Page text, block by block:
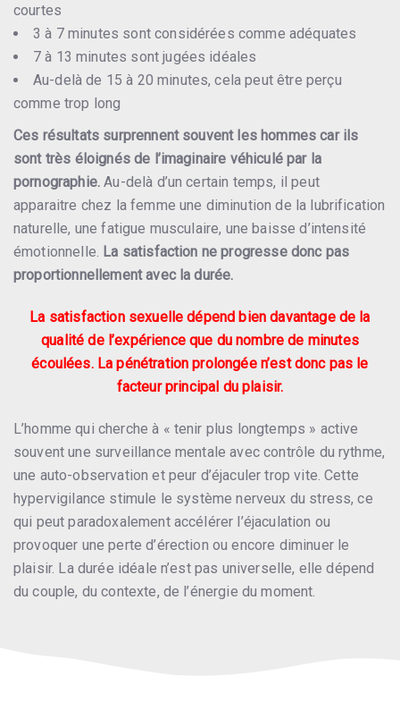
courtes
3 à 7 minutes sont considérées comme adéquates
7 à 13 minutes sont jugées idéales
Au-delà de 15 à 20 minutes, cela peut être perçu
comme trop long
Ces résultats surprennent souvent les hommes car ils
sont très éloignés de l’imaginaire véhiculé par la
pornographie. Au-delà d’un certain temps, il peut
apparaitre chez la femme une diminution de la lubrification
naturelle, une fatigue musculaire, une baisse d’intensité
émotionnelle. La satisfaction ne progresse donc pas
proportionnellement avec la durée.
La satisfaction sexuelle dépend bien davantage de la
qualité de l’expérience que du nombre de minutes
écoulées. La pénétration prolongée n’est donc pas le
facteur principal du plaisir.
L’homme qui cherche à « tenir plus longtemps » active
souvent une surveillance mentale avec contrôle du rythme,
une auto-observation et peur d’éjaculer trop vite. Cette
hypervigilance stimule le système nerveux du stress, ce
qui peut paradoxalement accélérer l’éjaculation ou
provoquer une perte d’érection ou encore diminuer le
plaisir. La durée idéale n’est pas universelle, elle dépend
du couple, du contexte, de l’énergie du moment.